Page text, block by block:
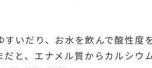
いだり、お水を飲んで酸性度
だと、エナメル質からカルシウ